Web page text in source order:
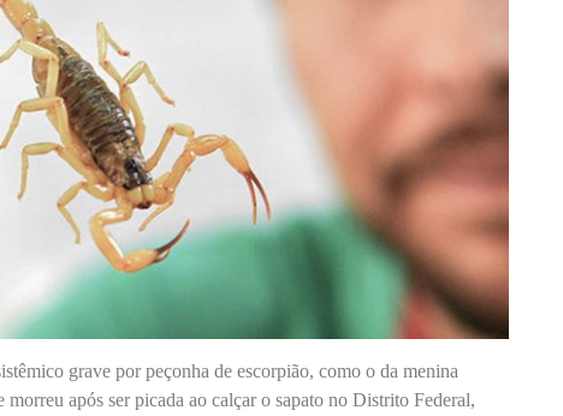
grave por peçonha de escorpião, como o da menina
após ser picada ao calçar o sapato no Distrito Federal,